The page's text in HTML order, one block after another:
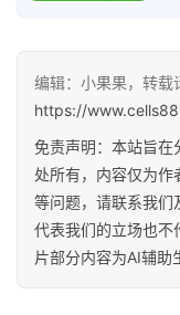
编辑：小果果，转载
https://
免责声明：本站旨在
处所有，内容仅为作
等问题，请联系我们
代表我们的立场也不
片部分内容为AI辅助